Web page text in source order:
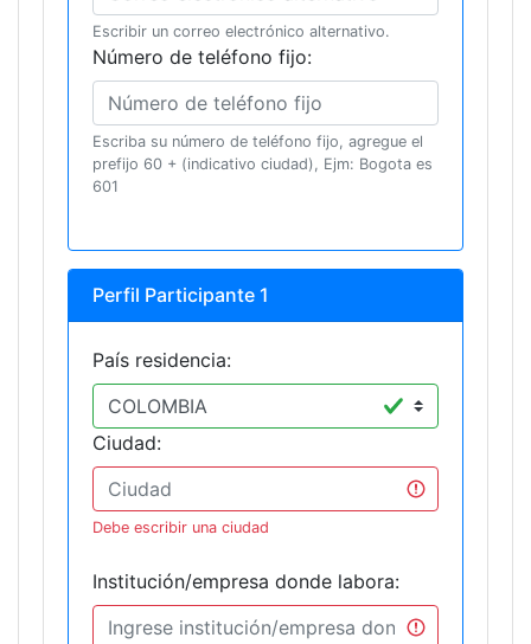
Escribir un correo electrónico alternativo.
Número de teléfono fijo:
Escriba su número de teléfono fijo, agregue el
prefijo 60 + (indicativo ciudad), Ejm: Bogota es
601
Perfil Participante 1
País residencia:
Ciudad:
Debe escribir una ciudad
Institución/empresa donde labora: